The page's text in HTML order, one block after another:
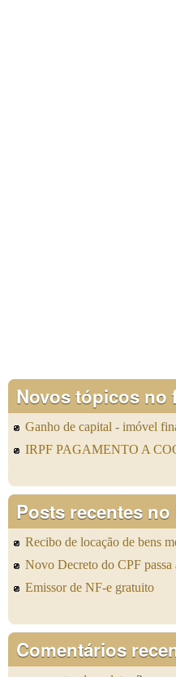
Novos tópicos no
Ganho de capital - imóvel
IRPF PAGAMENTO A
Posts recentes no
Recibo de locação de bens
Novo Decreto do CPF
Emissor de NF-e gratuito
Comentários